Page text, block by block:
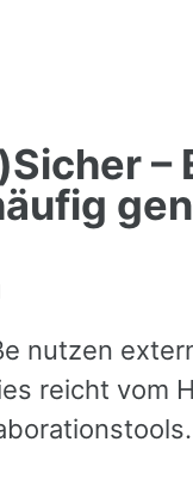
nutzen
reicht vom